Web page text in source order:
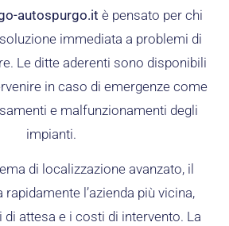
autospurgo.it è pensato per chi
immediata a problemi di
Le ditte aderenti sono disponibili
in caso di emergenze come
e malfunzionamenti degli
impianti.
di localizzazione avanzato, il
l’azienda più vicina,
di attesa e i costi di intervento. La